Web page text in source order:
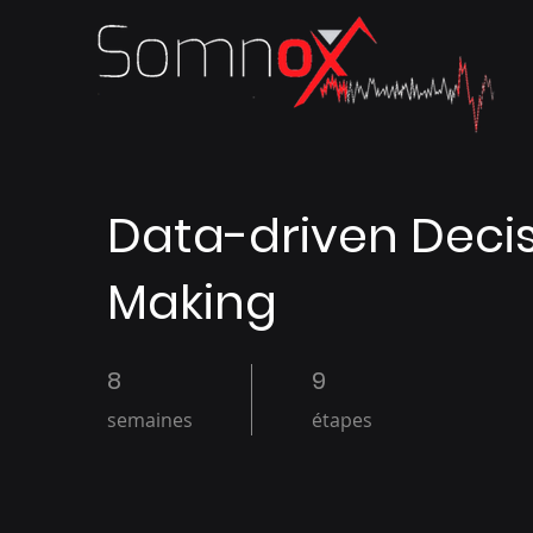
Data-driven
Making
8
semaines
8 semaines 9
étapes
9 étapes